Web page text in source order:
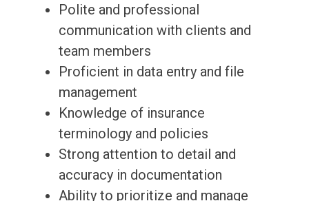
Polite and professional
communication with clients and
team members
Proficient in data entry and file
management
Knowledge of insurance
terminology and policies
Strong attention to detail and
accuracy in documentation
Ability to prioritize and manage